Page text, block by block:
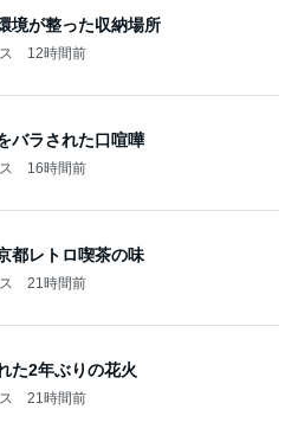
境が整った収納場所
12時間前
バラされた口喧嘩
16時間前
都レトロ喫茶の味
21時間前
た2年ぶりの花火
21時間前